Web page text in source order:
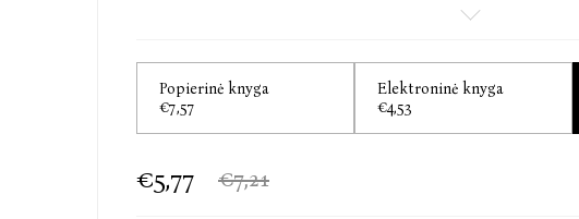
„Liūdnas, tačiau įtikinamas pasakojimas. Romanas
Vogue
„Dažnas šiurpą keliantis klausimas – ar esu tas, kuo deduosi
The Boston Globe
Popierinė knyga
€7,57
Elektroninė knyga
€4,53
€5,77 €7,21